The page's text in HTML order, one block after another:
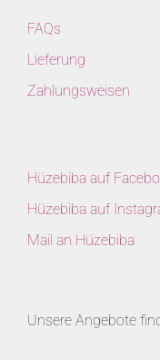
FAQs
Lieferung
Zahlungsweisen
Hüzebiba auf
Hüzebiba auf
Mail an Hüzebiba
Unsere Angebote